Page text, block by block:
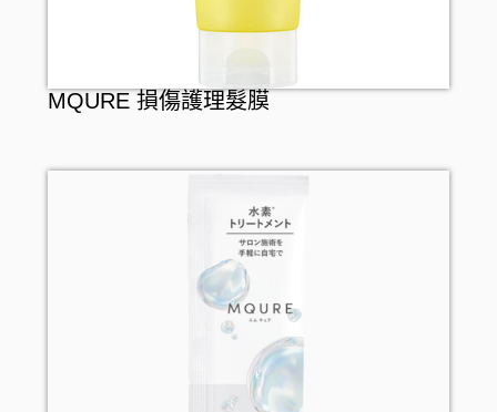
MQURE 損傷護理髮膜